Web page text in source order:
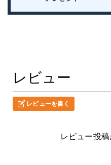
レビュー
レビューを書く
レビュー投稿